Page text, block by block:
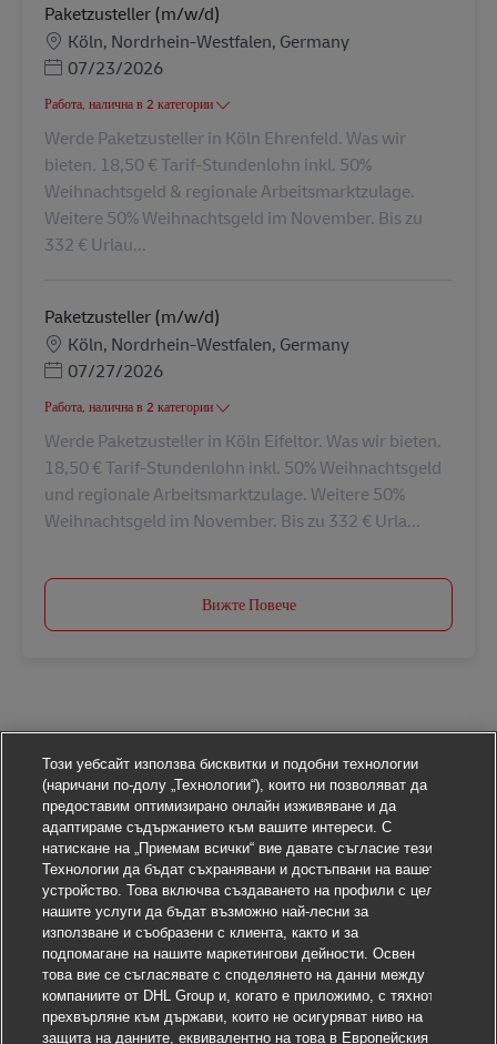
Paketzusteller (m/w/d)
Местоположение
Köln, Nordrhein-Westfalen, Germany
Posted Date
07/23/2026
Работа, налична в 2 категории
Werde Paketzusteller in Köln Ehrenfeld. Was wir
bieten. 18,50 € Tarif-Stundenlohn inkl. 50%
Weihnachtsgeld & regionale Arbeitsmarktzulage.
Weitere 50% Weihnachtsgeld im November. Bis zu
332 € Urlau...
Paketzusteller (m/w/d)
Местоположение
Köln, Nordrhein-Westfalen, Germany
Posted Date
07/27/2026
Работа, налична в 2 категории
Werde Paketzusteller in Köln Eifeltor. Was wir bieten.
18,50 € Tarif-Stundenlohn inkl. 50% Weihnachtsgeld
und regionale Arbeitsmarktzulage. Weitere 50%
Weihnachtsgeld im November. Bis zu 332 € Urla...
Вижте Повече
Този уебсайт използва бисквитки и подобни технологии
(наричани по-долу „Технологии“), които ни позволяват да
предоставим оптимизирано онлайн изживяване и да
адаптираме съдържанието към вашите интереси. С
натискане на „Приемам всички“ вие давате съгласие тези
Технологии да бъдат съхранявани и достъпвани на вашето
устройство. Това включва създаването на профили с цел
нашите услуги да бъдат възможно най-лесни за
използване и съобразени с клиента, както и за
подпомагане на нашите маркетингови дейности. Освен
това вие се съгласявате с споделянето на данни между
компаниите от DHL Group и, когато е приложимо, с тяхното
прехвърляне към държави, които не осигуряват ниво на
защита на данните, еквивалентно на това в Европейския